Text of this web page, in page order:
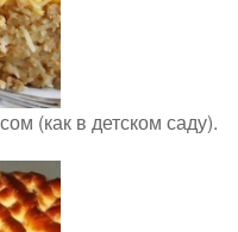
(как в детском саду).